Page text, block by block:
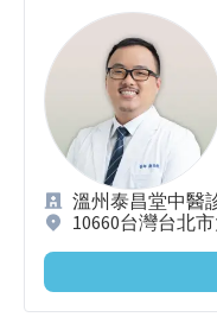
溫州泰昌堂中醫
10660台灣台北